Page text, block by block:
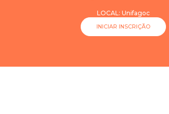
LOCAL: Unifagoc
INICIAR INSCRIÇÃO